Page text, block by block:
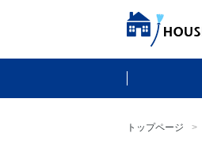
トップページ